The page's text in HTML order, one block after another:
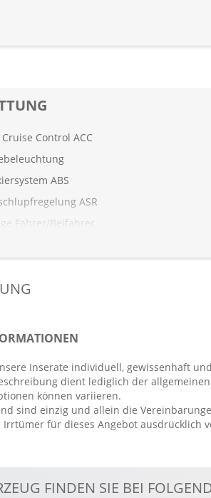
Control ACC
ABS
ASR
Fahrer/Beifahrer
öffnende Heckklappe
DAB
Inserate individuell, gewissenhaft
dient lediglich der
können variieren.
sind einzig und allein die
für dieses Angebot ausdrücklich
FINDEN SIE BEI